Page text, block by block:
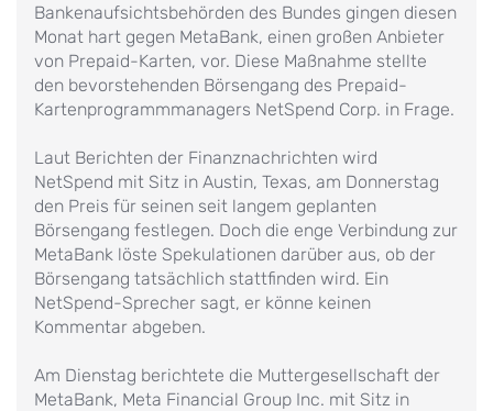
Bankenaufsichtsbehörden des Bundes gingen diesen
Monat hart gegen MetaBank, einen großen Anbieter
von Prepaid-Karten, vor. Diese Maßnahme stellte
den bevorstehenden Börsengang des Prepaid-
Kartenprogrammmanagers NetSpend Corp. in Frage.
Laut Berichten der Finanznachrichten wird
NetSpend mit Sitz in Austin, Texas, am Donnerstag
den Preis für seinen seit langem geplanten
Börsengang festlegen. Doch die enge Verbindung zur
MetaBank löste Spekulationen darüber aus, ob der
Börsengang tatsächlich stattfinden wird. Ein
NetSpend-Sprecher sagt, er könne keinen
Kommentar abgeben.
Am Dienstag berichtete die Muttergesellschaft der
MetaBank, Meta Financial Group Inc. mit Sitz in